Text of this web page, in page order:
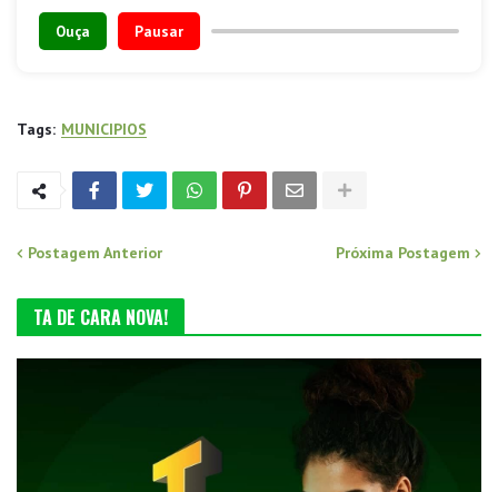
Ouça Pausar
Tags: MUNICIPIOS
Postagem Anterior Próxima Postagem
TA DE CARA NOVA!